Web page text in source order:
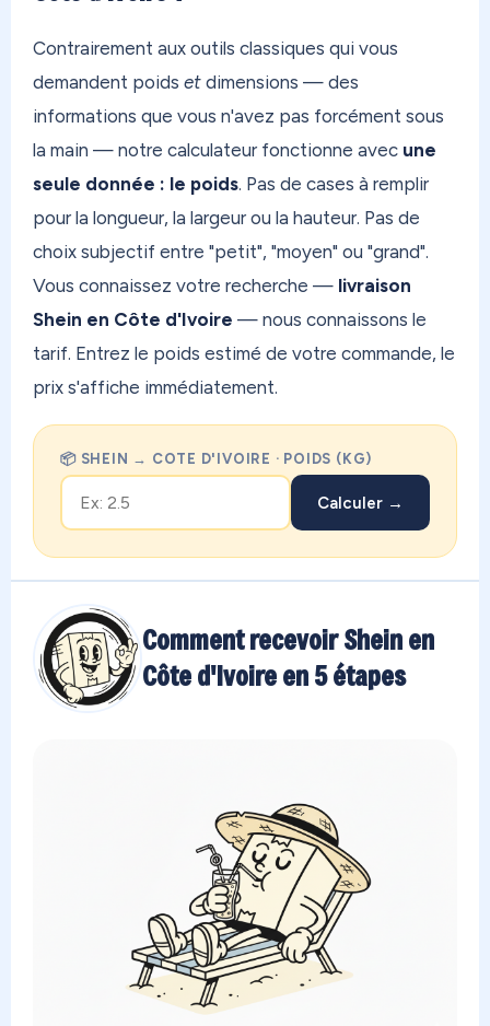
Contrairement aux outils classiques qui vous
demandent poids et dimensions — des
informations que vous n'avez pas forcément sous
la main — notre calculateur fonctionne avec une
seule donnée : le poids. Pas de cases à remplir
pour la longueur, la largeur ou la hauteur. Pas de
choix subjectif entre "petit", "moyen" ou "grand".
Vous connaissez votre recherche — livraison
Shein en Côte d'Ivoire — nous connaissons le
tarif. Entrez le poids estimé de votre commande, le
prix s'affiche immédiatement.
📦 SHEIN → COTE D'IVOIRE · POIDS (KG)
Calculer →
Comment recevoir Shein en
Côte d'Ivoire en 5 étapes